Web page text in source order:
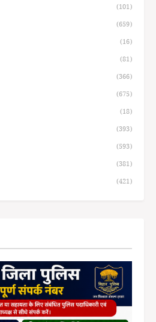
(101)
(659)
(16)
(81)
(366)
(675)
(18)
(393)
(593)
(381)
(421)